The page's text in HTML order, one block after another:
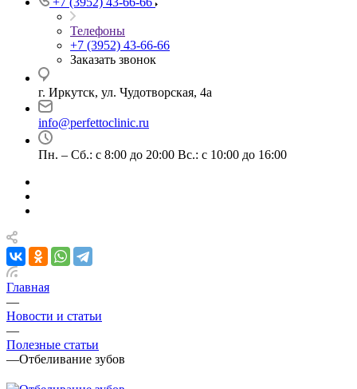
Телефоны
+7 (3952) 43-66-66
Заказать звонок
г. Иркутск, ул. Чудотворская, 4а
info@perfettoclinic.ru
Пн. – Сб.: с 8:00 до 20:00 Вс.: с 10:00 до 16:00
Главная
—
Новости и статьи
—
Полезные статьи
—Отбеливание зубов